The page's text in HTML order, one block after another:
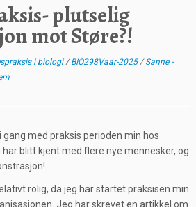
plutselig
mot Støre?!
i biologi/BIO298Vaar-2025/Sanne -
gang med praksis perioden min hos
blitt kjent med flere nye mennesker, og
rolig, da jeg har startet praksisen min
Jeg har skrevet en artikkel om